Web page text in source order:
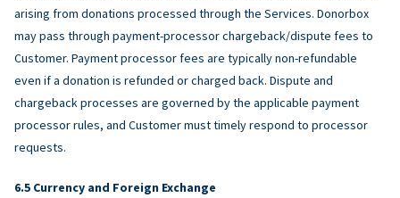
arising from donations processed through the Services. Donorbox
may pass through payment-processor chargeback/dispute fees to
Customer. Payment processor fees are typically non-refundable
even if a donation is refunded or charged back. Dispute and
chargeback processes are governed by the applicable payment
processor rules, and Customer must timely respond to processor
requests.
Currency and Foreign Exchange